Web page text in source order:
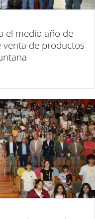
el medio año de
de productos